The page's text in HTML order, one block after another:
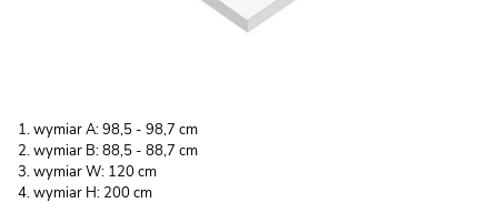
wymiar A: 98,5 - 98,7 cm
wymiar B: 88,5 - 88,7 cm
wymiar W: 120 cm
wymiar H: 200 cm